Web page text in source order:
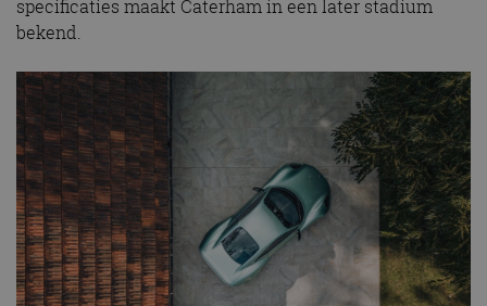
specificaties maakt Caterham in een later stadium
bekend.